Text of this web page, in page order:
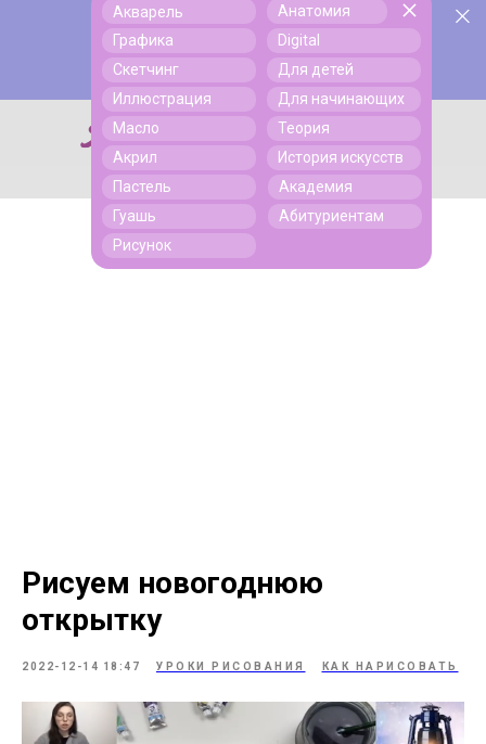
Поиск
Поиск
Акварель
Графика
Скетчинг
Иллюстрация
Масло
Акрил
Пастель
Гуашь
Рисунок
Анатомия
Digital
Для детей
Для начинающих
Теория
История искусств
Академия
Абитуриентам
Рисуем новогоднюю
открытку
2022-12-14 18:47 УРОКИ РИСОВАНИЯ КАК НАРИСОВАТЬ